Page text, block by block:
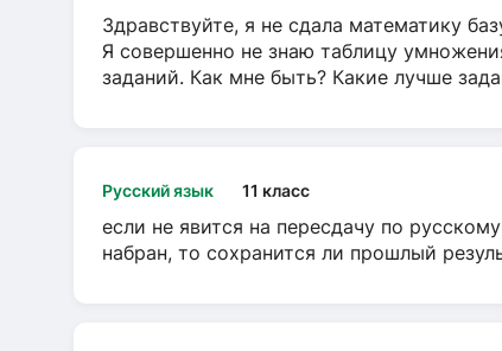
Здравствуйте, я не сдала математику
Я совершенно не знаю таблицу
заданий. Как мне быть? Какие лучше
Русский язык 11 класс
если не явится на пересдачу по
набран, то сохранится ли прошлый